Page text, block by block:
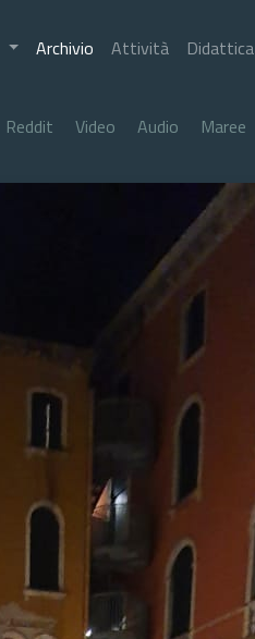
Archivio Attività Didattica
Reddit Video Audio Maree